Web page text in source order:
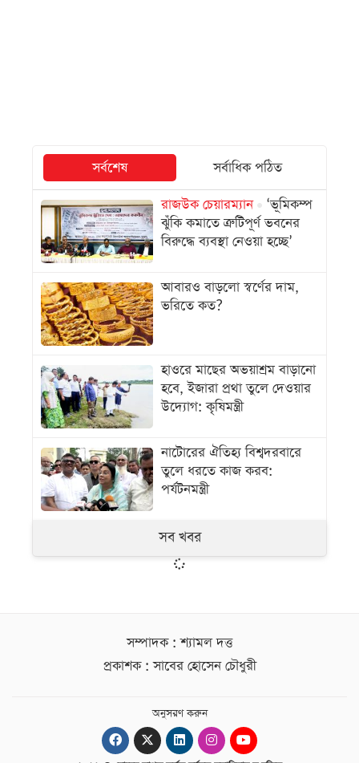
সর্বশেষ
সর্বাধিক পঠিত
রাজউক চেয়ারম্যান
‘ভূমিকম্প
ঝুঁকি কমাতে ত্রুটিপূর্ণ ভবনের
বিরুদ্ধে ব্যবস্থা নেওয়া হচ্ছে’
আবারও বাড়লো স্বর্ণের দাম,
ভরিতে কত?
হাওরে মাছের অভয়াশ্রম বাড়ানো
হবে, ইজারা প্রথা তুলে দেওয়ার
উদ্যোগ: কৃষিমন্ত্রী
নাটোরের ঐতিহ্য বিশ্বদরবারে
তুলে ধরতে কাজ করব:
পর্যটনমন্ত্রী
সব খবর
সম্পাদক : শ্যামল দত্ত
প্রকাশক : সাবের হোসেন চৌধুরী
অনুসরণ করুন